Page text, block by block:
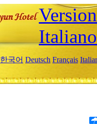
Italiano
한국어 Deutsch Français